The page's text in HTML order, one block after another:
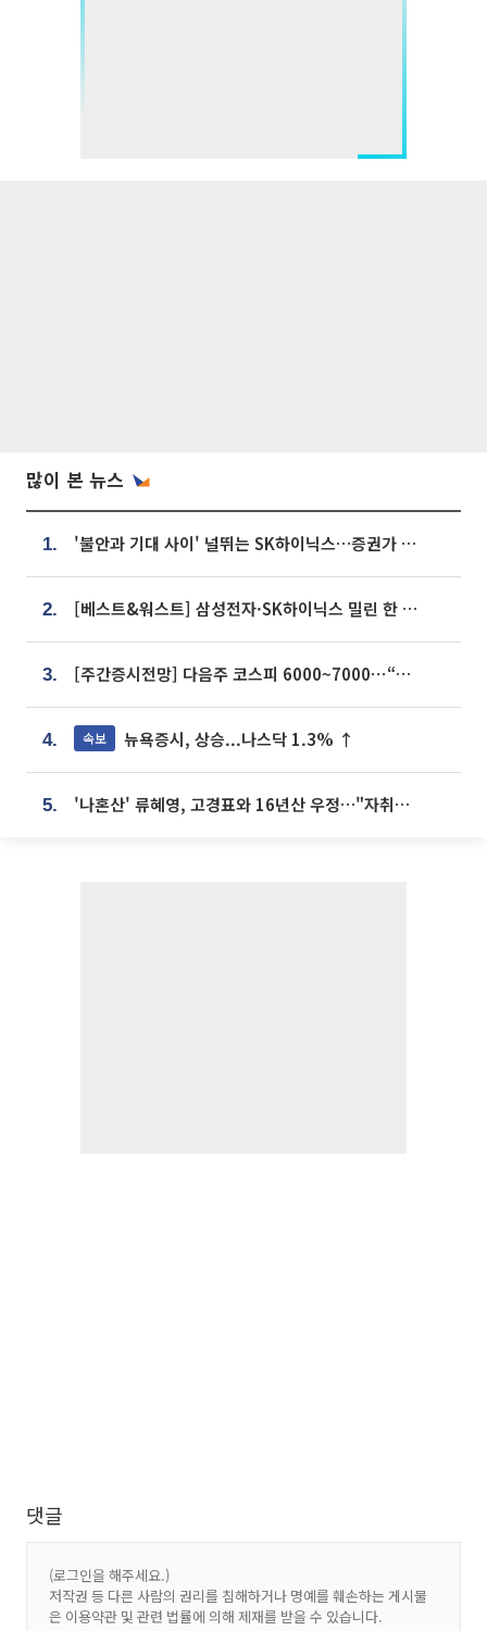
많이 본 뉴스
1. '불안과 기대 사이' 널뛰는 SK하이닉스…증권가 "HBM4·LTA 기반 펀터멘털 견고"
2. [베스트&워스트] 삼성전자·SK하이닉스 밀린 한 주…상상인증권은 85% 급등
3. [주간증시전망] 다음주 코스피 6000~7000⋯“外人 수급은 정책이 변수”
4. 속보 뉴욕증시, 상승...나스닥 1.3% ↑
5. '나혼산' 류혜영, 고경표와 16년산 우정…"자취방서 부모님과 마주쳐"
댓글